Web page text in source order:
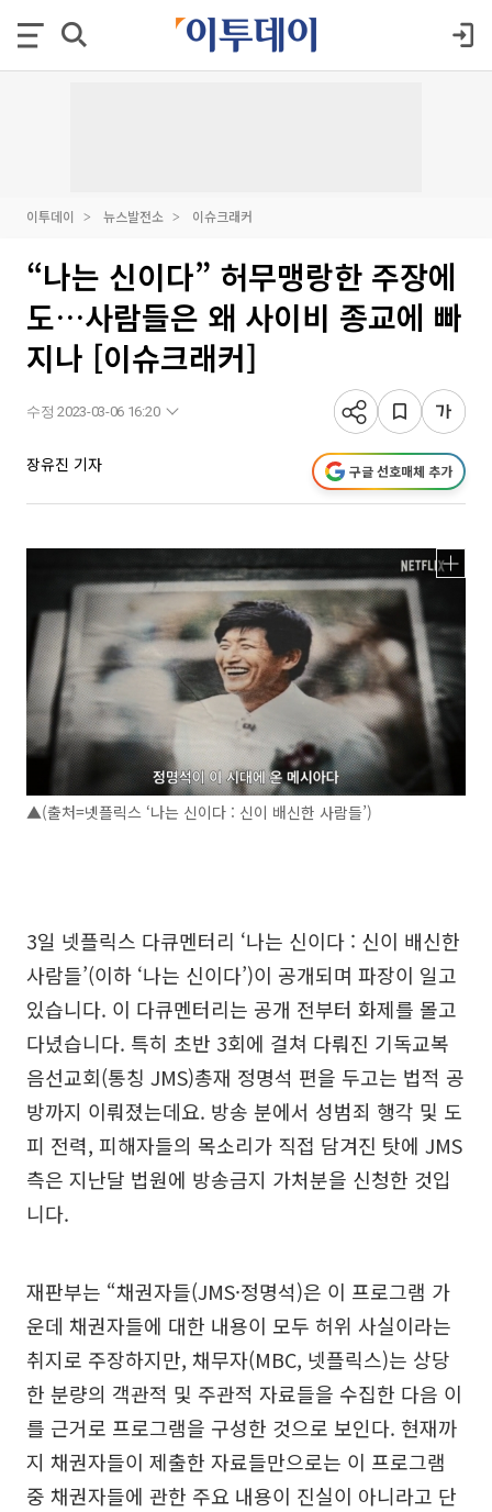
이투데이 뉴스발전소 이슈크래커
“나는 신이다” 허무맹랑한 주장에
도…사람들은 왜 사이비 종교에 빠
지나 [이슈크래커]
수정 2023-03-06 16:20
장유진 기자 구글 선호매체 추가
▲(출처=넷플릭스 ‘나는 신이다 : 신이 배신한 사람들’)
3일 넷플릭스 다큐멘터리 ‘나는 신이다 : 신이 배신한
사람들’(이하 ‘나는 신이다’)이 공개되며 파장이 일고
있습니다. 이 다큐멘터리는 공개 전부터 화제를 몰고
다녔습니다. 특히 초반 3회에 걸쳐 다뤄진 기독교복
음선교회(통칭 JMS)총재 정명석 편을 두고는 법적 공
방까지 이뤄졌는데요. 방송 분에서 성범죄 행각 및 도
피 전력, 피해자들의 목소리가 직접 담겨진 탓에 JMS
측은 지난달 법원에 방송금지 가처분을 신청한 것입
니다.
재판부는 “채권자들(JMS·정명석)은 이 프로그램 가
운데 채권자들에 대한 내용이 모두 허위 사실이라는
취지로 주장하지만, 채무자(MBC, 넷플릭스)는 상당
한 분량의 객관적 및 주관적 자료들을 수집한 다음 이
를 근거로 프로그램을 구성한 것으로 보인다. 현재까
지 채권자들이 제출한 자료들만으로는 이 프로그램
중 채권자들에 관한 주요 내용이 진실이 아니라고 단